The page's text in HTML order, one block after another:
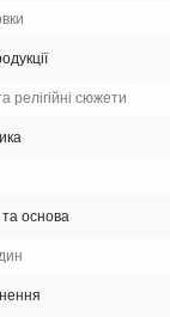
релігійні сюжети
та основа